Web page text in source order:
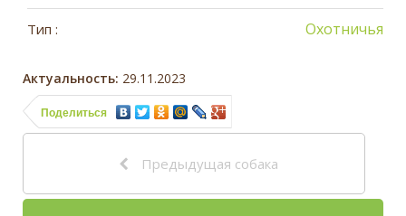
Тип : Охотничья
Актуальность: 29.11.2023
Поделиться
Предыдущая собака